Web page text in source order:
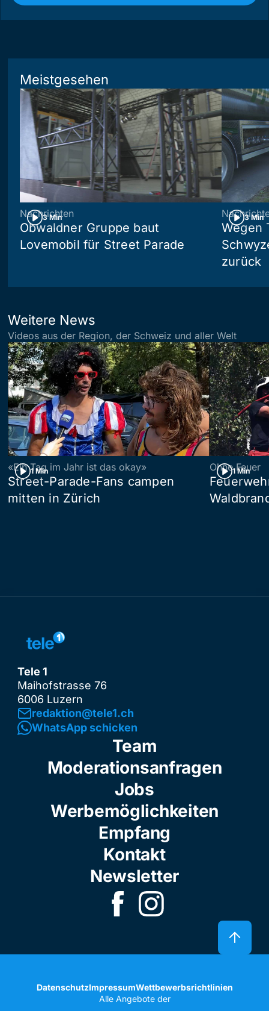
Meistgesehen
3 Min
Nachrichten
Obwaldner Gruppe baut
Lovemobil für Street Parade
3 Min
Wegen
zurück
Weitere News
Videos aus der Region, der Schweiz und aller Welt
1 Min
«Ein Tag im Jahr ist das okay»
Street-Parade-Fans campen
mitten in Zürich
1 Min
Ohne Feuer
Tele 1
Maihofstrasse 76
6006 Luzern
redaktion@tele1.ch
WhatsApp schicken
Team
Moderationsanfragen
Jobs
Werbemöglichkeiten
Empfang
Kontakt
Newsletter
DatenschutzImpressumWettbewerbsrichtlinien
Alle Angebote der